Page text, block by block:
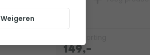
149,-
Weigeren